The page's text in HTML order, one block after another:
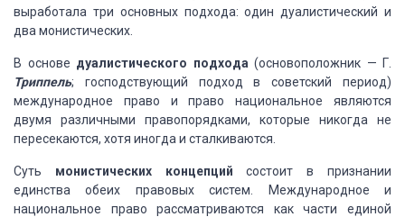
выработала три основных подхода: один дуалистический и
два монистических.
В основе дуалистического подхода (основоположник — Г.
Триппель; господствующий подход в советский период)
международное право и право национальное являются
двумя различными правопорядками, которые никогда не
пересекаются, хотя иногда и сталкиваются.
Суть монистических концепцийсостоит в признании
единства обеих правовых систем. Международное и
национальное право рассматриваются как части единой